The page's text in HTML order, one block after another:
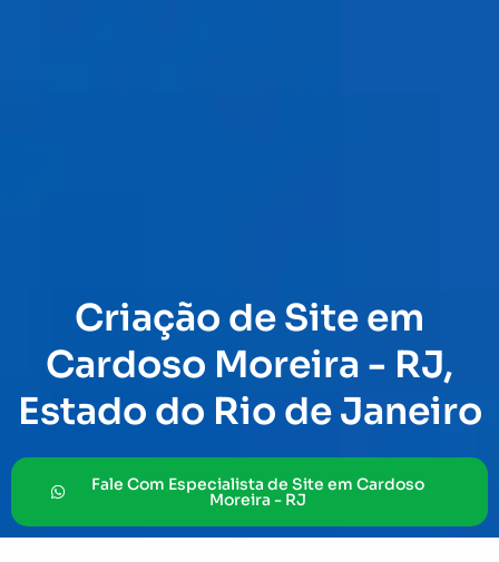
Criação de Site em
Cardoso Moreira - RJ,
Estado do Rio de Janeiro
Fale Com Especialista de Site em Cardoso
Moreira - RJ